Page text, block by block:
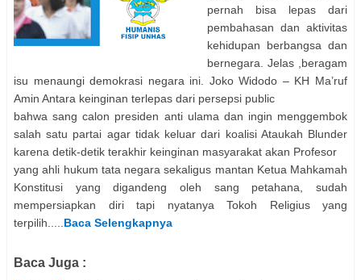
pernah bisa lepas dari
pembahasan dan aktivitas
kehidupan berbangsa dan
bernegara. Jelas ,beragam
isu menaungi demokrasi negara ini. Joko Widodo – KH Ma’ruf
Amin Antara keinginan terlepas dari persepsi public
bahwa sang calon presiden anti ulama dan ingin menggembok
salah satu partai agar tidak keluar dari koalisi Ataukah Blunder
karena detik-detik terakhir keinginan masyarakat akan Profesor
yang ahli hukum tata negara sekaligus mantan Ketua Mahkamah
Konstitusi yang digandeng oleh sang petahana, sudah
mempersiapkan diri tapi nyatanya Tokoh Religius yang
terpilih.....Baca Selengkapnya
Baca Juga :